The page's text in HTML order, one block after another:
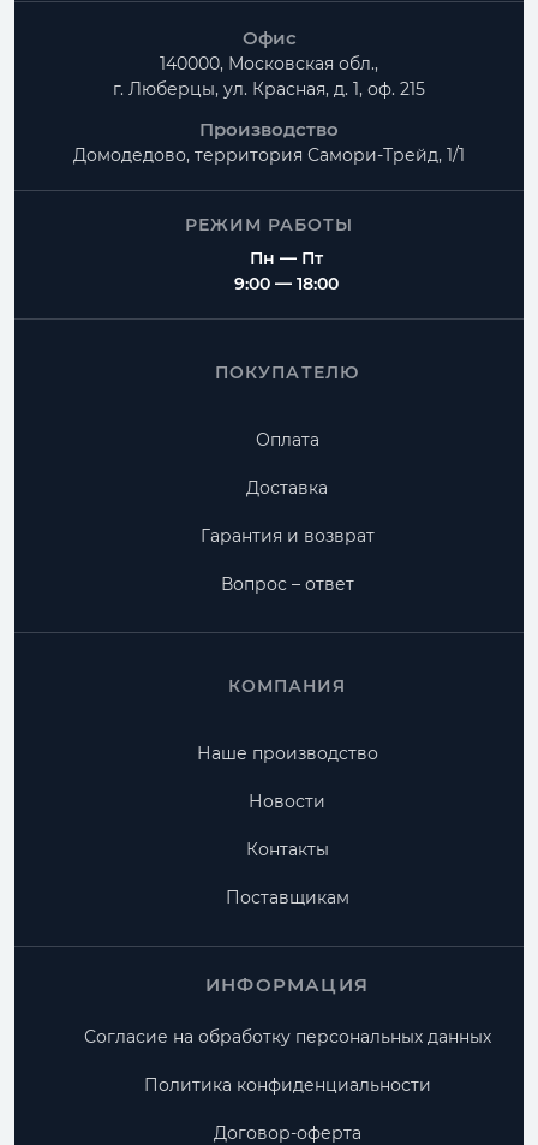
Офис
140000, Московская обл.,
г. Люберцы, ул. Красная, д. 1, оф. 215
Производство
Домодедово, территория Самори-Трейд, 1/1
РЕЖИМ РАБОТЫ
Пн — Пт
9:00 — 18:00
ПОКУПАТЕЛЮ
Оплата
Доставка
Гарантия и возврат
Вопрос – ответ
КОМПАНИЯ
Наше производство
Новости
Контакты
Поставщикам
ИНФОРМАЦИЯ
Согласие на обработку персональных данных
Политика конфиденциальности
Договор-оферта